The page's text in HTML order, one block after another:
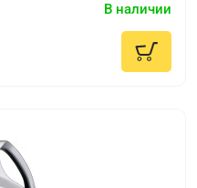
В наличии